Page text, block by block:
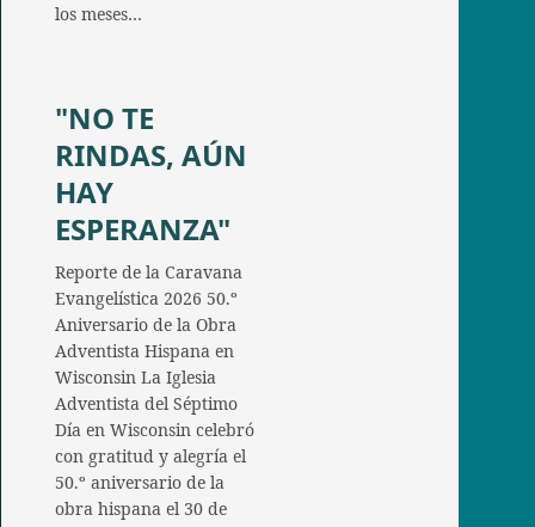
los meses…
"NO TE
RINDAS, AÚN
HAY
ESPERANZA"
Reporte de la Caravana
Evangelística 2026 50.º
Aniversario de la Obra
Adventista Hispana en
Wisconsin La Iglesia
Adventista del Séptimo
Día en Wisconsin celebró
con gratitud y alegría el
50.º aniversario de la
obra hispana el 30 de